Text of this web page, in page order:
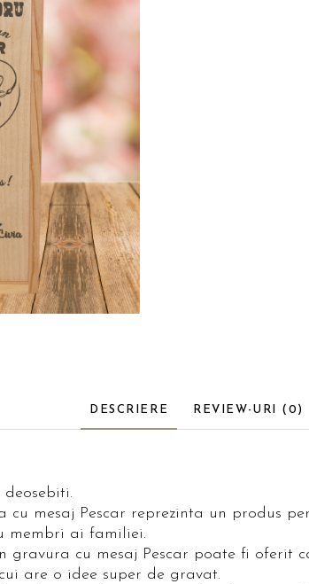
DESCRIERE REVIEW-URI (0)
mesaj Pescar reprezinta un produs
membri ai familiei.
gravura cu mesaj Pescar poate fi oferit
are o idee super de gravat.